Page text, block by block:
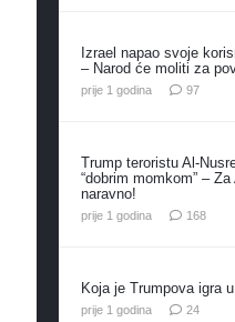
Izrael napao svoje
– Narod će moliti za
prije 1 godina 97
Trump teroristu Al-
“dobrim momkom” – Za
naravno!
prije 1 godina 168
Koja je Trumpova igra
prije 1 godina 24